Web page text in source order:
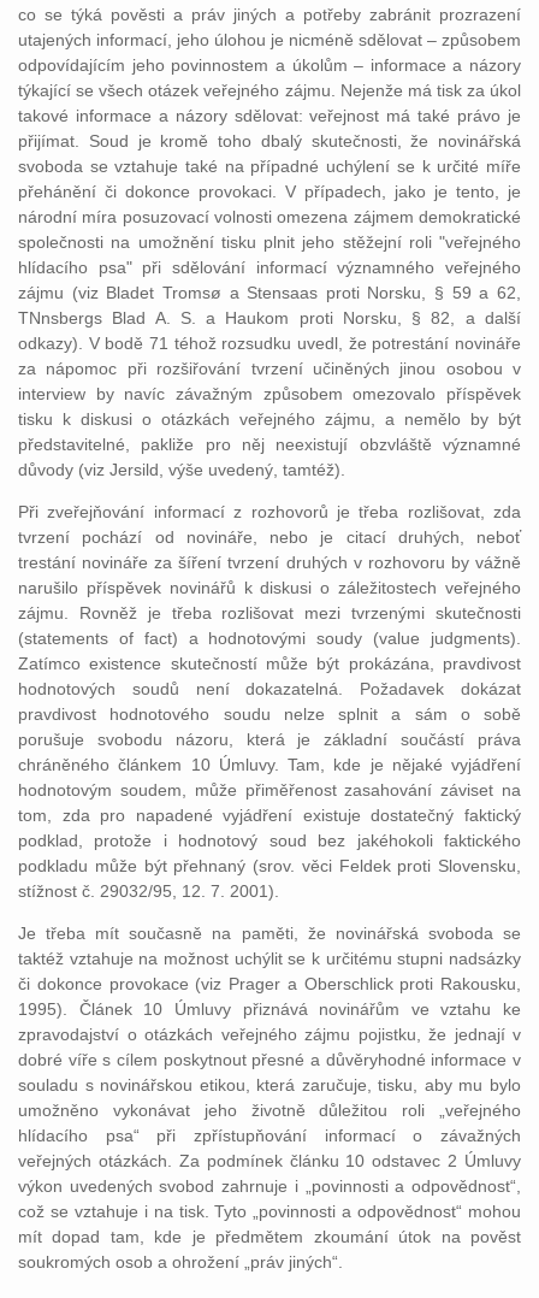
co se týká pověsti a práv jiných a potřeby zabránit prozrazení
utajených informací, jeho úlohou je nicméně sdělovat – způsobem
odpovídajícím jeho povinnostem a úkolům – informace a názory
týkající se všech otázek veřejného zájmu. Nejenže má tisk za úkol
takové informace a názory sdělovat: veřejnost má také právo je
přijímat. Soud je kromě toho dbalý skutečnosti, že novinářská
svoboda se vztahuje také na případné uchýlení se k určité míře
přehánění či dokonce provokaci. V případech, jako je tento, je
národní míra posuzovací volnosti omezena zájmem demokratické
společnosti na umožnění tisku plnit jeho stěžejní roli "veřejného
hlídacího psa" při sdělování informací významného veřejného
zájmu (viz Bladet Tromsø a Stensaas proti Norsku, § 59 a 62,
TNnsbergs Blad A. S. a Haukom proti Norsku, § 82, a další
odkazy). V bodě 71 téhož rozsudku uvedl, že potrestání novináře
za nápomoc při rozšiřování tvrzení učiněných jinou osobou v
interview by navíc závažným způsobem omezovalo příspěvek
tisku k diskusi o otázkách veřejného zájmu, a nemělo by být
představitelné, pakliže pro něj neexistují obzvláště významné
důvody (viz Jersild, výše uvedený, tamtéž).
Při zveřejňování informací z rozhovorů je třeba rozlišovat, zda
tvrzení pochází od novináře, nebo je citací druhých, neboť
trestání novináře za šíření tvrzení druhých v rozhovoru by vážně
narušilo příspěvek novinářů k diskusi o záležitostech veřejného
zájmu. Rovněž je třeba rozlišovat mezi tvrzenými skutečnosti
(statements of fact) a hodnotovými soudy (value judgments).
Zatímco existence skutečností může být prokázána, pravdivost
hodnotových soudů není dokazatelná. Požadavek dokázat
pravdivost hodnotového soudu nelze splnit a sám o sobě
porušuje svobodu názoru, která je základní součástí práva
chráněného článkem 10 Úmluvy. Tam, kde je nějaké vyjádření
hodnotovým soudem, může přiměřenost zasahování záviset na
tom, zda pro napadené vyjádření existuje dostatečný faktický
podklad, protože i hodnotový soud bez jakéhokoli faktického
podkladu může být přehnaný (srov. věci Feldek proti Slovensku,
stížnost č. 29032/95, 12. 7. 2001).
Je třeba mít současně na paměti, že novinářská svoboda se
taktéž vztahuje na možnost uchýlit se k určitému stupni nadsázky
či dokonce provokace (viz Prager a Oberschlick proti Rakousku,
1995). Článek 10 Úmluvy přiznává novinářům ve vztahu ke
zpravodajství o otázkách veřejného zájmu pojistku, že jednají v
dobré víře s cílem poskytnout přesné a důvěryhodné informace v
souladu s novinářskou etikou, která zaručuje, tisku, aby mu bylo
umožněno vykonávat jeho životně důležitou roli „veřejného
hlídacího psa“ při zpřístupňování informací o závažných
veřejných otázkách. Za podmínek článku 10 odstavec 2 Úmluvy
výkon uvedených svobod zahrnuje i „povinnosti a odpovědnost“,
což se vztahuje i na tisk. Tyto „povinnosti a odpovědnost“ mohou
mít dopad tam, kde je předmětem zkoumání útok na pověst
soukromých osob a ohrožení „práv jiných“.